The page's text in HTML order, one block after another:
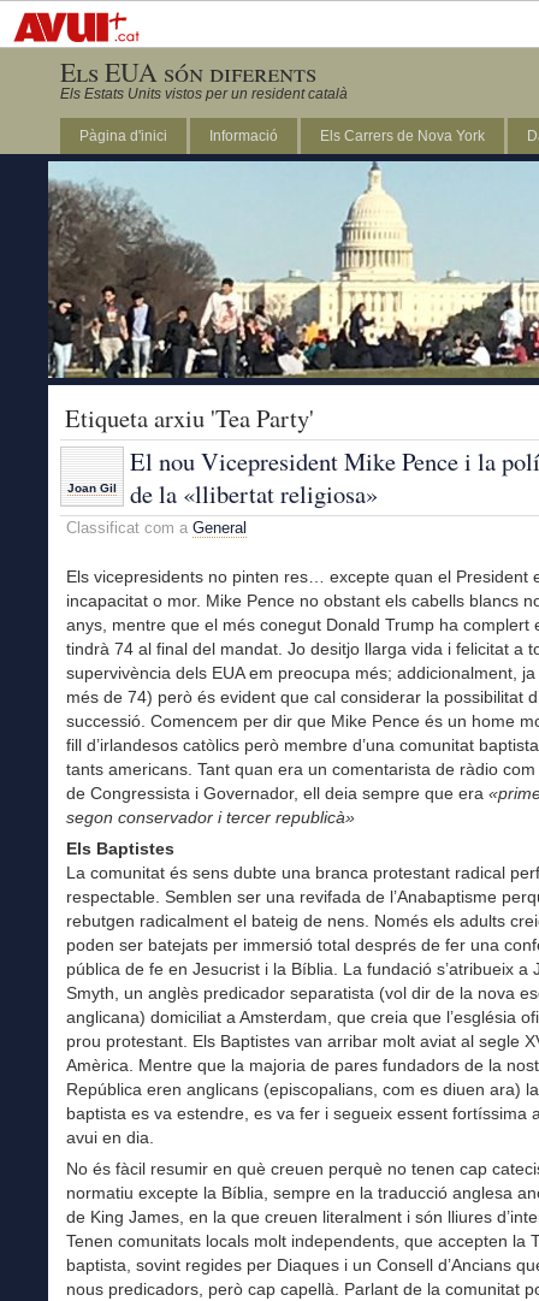
Els EUA són diferents
Els Estats Units vistos per un resident català
Pàgina d'inici Informació Els Carrers de Nova York
Etiqueta arxiu 'Tea Party'
Joan Gil
El nou Vicepresident Mike Pence i la
de la «llibertat religiosa»
Classificat com a General
Els vicepresidents no pinten res… excepte quan el President
incapacitat o mor. Mike Pence no obstant els cabells blancs
anys, mentre que el més conegut Donald Trump ha complert
tindrà 74 al final del mandat. Jo desitjo llarga vida i felicitat a
supervivència dels EUA em preocupa més; addicionalment,
més de 74) però és evident que cal considerar la possibilitat
successió. Comencem per dir que Mike Pence és un home
fill d’irlandesos catòlics però membre d’una comunitat
tants americans. Tant quan era un comentarista de ràdio
de Congressista i Governador, ell deia sempre que era
segon conservador i tercer republicà»
Els Baptistes
La comunitat és sens dubte una branca protestant radical
respectable. Semblen ser una revifada de l’Anabaptisme
rebutgen radicalment el bateig de nens. Només els adults
poden ser batejats per immersió total després de fer una
pública de fe en Jesucrist i la Bíblia. La fundació s’atribueix a
Smyth, un anglès predicador separatista (vol dir de la nova
anglicana) domiciliat a Amsterdam, que creia que l’església
prou protestant. Els Baptistes van arribar molt aviat al segle
Amèrica. Mentre que la majoria de pares fundadors de la
República eren anglicans (episcopalians, com es diuen ara)
baptista es va estendre, es va fer i segueix essent fortíssima
avui en dia.
No és fàcil resumir en què creuen perquè no tenen cap
normatiu excepte la Bíblia, sempre en la traducció anglesa
de King James, en la que creuen literalment i són lliures
Tenen comunitats locals molt independents, que accepten la
baptista, sovint regides per Diaques i un Consell d’Ancians
nous predicadors, però cap capellà. Parlant de la comunitat